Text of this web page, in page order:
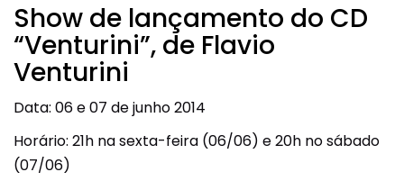
Show de lançamento do CD
“Venturini”, de Flavio
Venturini
Data: 06 e 07 de junho 2014
Horário: 21h na sexta-feira (06/06) e 20h no sábado
(07/06)